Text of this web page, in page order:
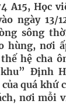
A15, Học
ngày 13/
sông
hùng, nơi
hệ cha
Định
quá khứ
nơi mỗi